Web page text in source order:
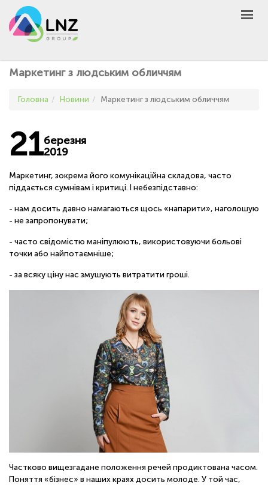
GROUP
AGRO
PRODUCT
DEFENDA
НОВИНИ
КОНТАКТИ
ІНШЕ
UA EN PL
ОНЛАЙН
Маркетинг з людським обличчям
Головна Новини Маркетинг з людським обличчям
21березня
2019
Маркетинг, зокрема його комунікаційна складова, часто
піддається сумнівам і критиці. І небезпідставно:
- нам досить давно намагаються щось «напарити», наголошую
- не запропонувати;
- часто свідомістю маніпулюють, використовуючи больові
точки або найпотаємніше;
- за всяку ціну нас змушують витратити гроші.
Частково вищезгадане положення речей продиктована часом.
Поняття «бізнес» в наших краях досить молоде. У той час,